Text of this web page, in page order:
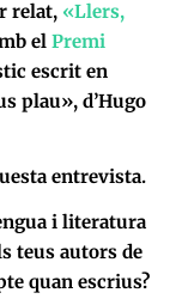
relat, «Llers,
el Premi
escrit en
plau», d’Hugo
entrevista.
i literatura
teus autors de
quan escrius?